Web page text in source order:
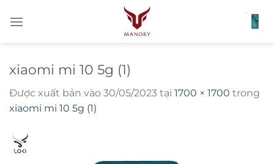
qua
xiaomi mi 10 5g (1)
Được xuất bản vào 30/05/2023 tại 1700 × 1700 trong
xiaomi mi 10 5g (1)